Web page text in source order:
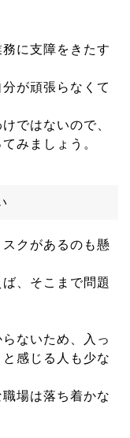
に支障をきたす
が頑張らなくて
ではないので、
みましょう。
クがあるのも懸
、そこまで問題
ないため、入っ
感じる人も少な
場は落ち着かな